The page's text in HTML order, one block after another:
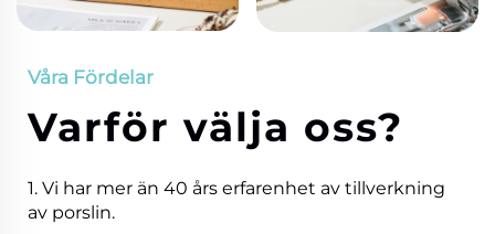
Våra Fördelar
Varför välja oss?
1. Vi har mer än 40 års erfarenhet av tillverkning
av porslin.